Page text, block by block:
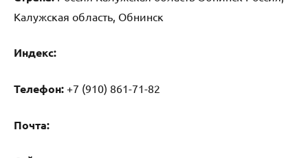
Калужская область, Обнинск
Индекс:
Телефон: +7 (910) 861-71-82
Почта: